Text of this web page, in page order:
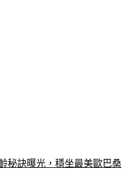
秘訣曝光，穩坐最美歐巴桑